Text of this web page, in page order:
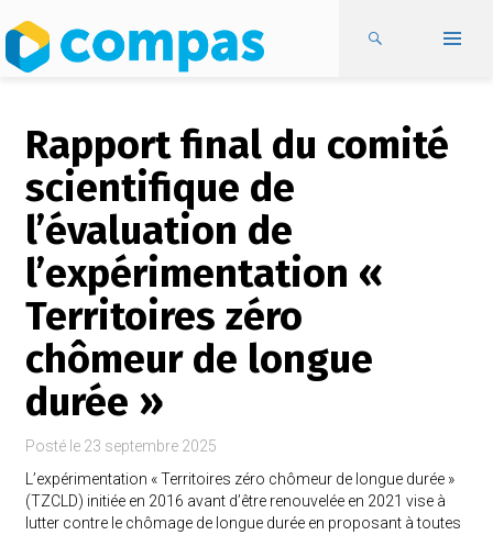
Rapport final du comité
scientifique de
l’évaluation de
l’expérimentation «
Territoires zéro
chômeur de longue
durée »
Posté le 23 septembre 2025
L’expérimentation « Territoires zéro chômeur de longue durée »
(TZCLD) initiée en 2016 avant d’être renouvelée en 2021 vise à
lutter contre le chômage de longue durée en proposant à toutes